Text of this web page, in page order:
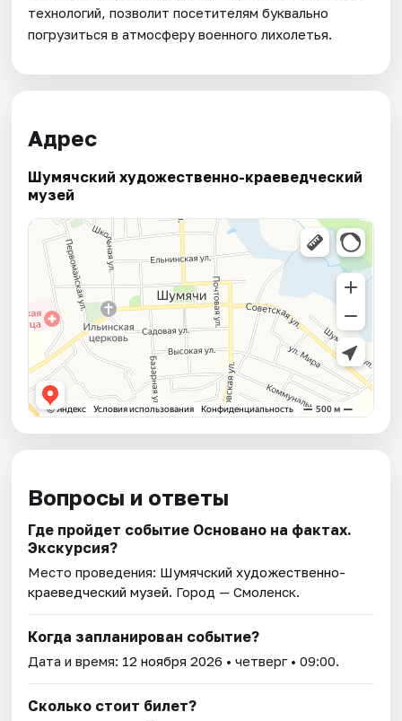
технологий, позволит посетителям буквально
погрузиться в атмосферу военного лихолетья.
Адрес
Шумячский художественно-краеведческий
музей
Вопросы и ответы
Где пройдет событие Основано на фактах.
Экскурсия?
Место проведения: Шумячский художественно-
краеведческий музей. Город — Смоленск.
Когда запланирован событие?
Дата и время: 12 ноября 2026 • четверг • 09:00.
Сколько стоит билет?